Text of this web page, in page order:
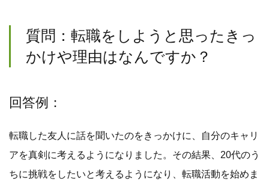
質問：転職をしようと思ったきっ
かけや理由はなんですか？
回答例：
転職した友人に話を聞いたのをきっかけに、自分のキャリ
アを真剣に考えるようになりました。その結果、20代のう
ちに挑戦をしたいと考えるようになり、転職活動を始めま